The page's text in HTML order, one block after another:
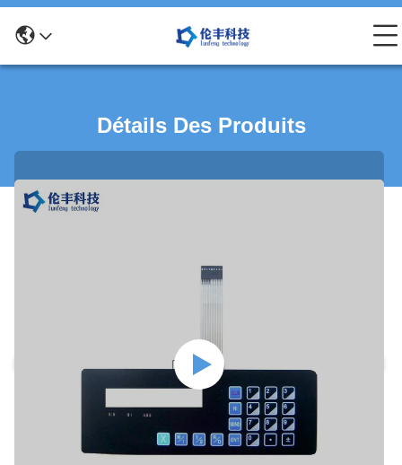
Détails Des Produits